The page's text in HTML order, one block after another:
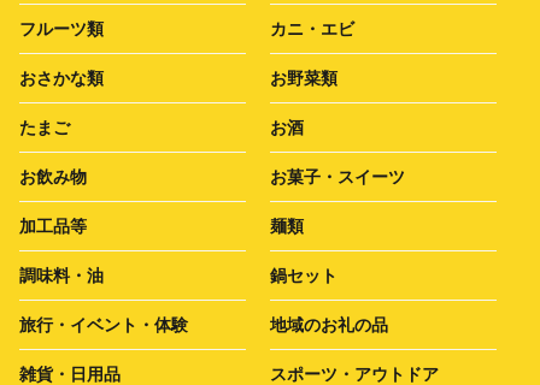
フルーツ類 カニ・エビ
おさかな類 お野菜類
たまご お酒
お飲み物 お菓子・スイーツ
加工品等 麺類
調味料・油 鍋セット
旅行・イベント・体験 地域のお礼の品
雑貨・日用品 スポーツ・アウトドア